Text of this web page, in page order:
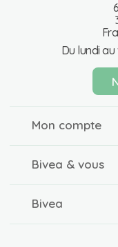
Du lundi
Mon compte
Bivea & vous
Bivea